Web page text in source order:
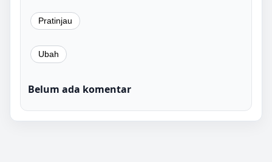
Belum ada komentar